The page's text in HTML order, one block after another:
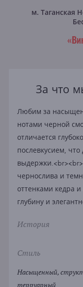
м. Таганская
За что
Любим за
нотами черной
отличается
послевкусием,
чернослива и
оттенками кедра
глубину и
История
Стиль
Насыщенный,
терруарный